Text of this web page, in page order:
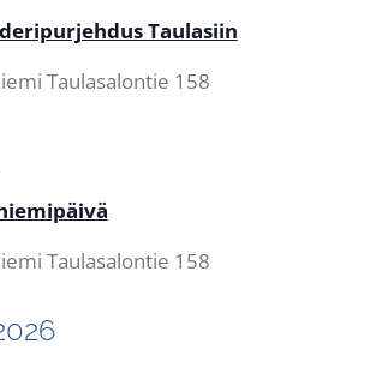
Taulasiin
Taulasalontie 158
Taulasalontie 158